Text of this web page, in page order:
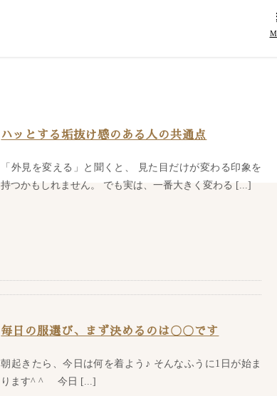
ハッとする垢抜け感のある人の共通点
「外見を変える」と聞くと、 見た目だけが変わる印象を
持つかもしれません。 でも実は、一番大きく変わる [...]
毎日の服選び、まず決めるのは〇〇です
朝起きたら、今日は何を着よう♪ そんなふうに1日が始ま
ります^ ^ 今日 [...]